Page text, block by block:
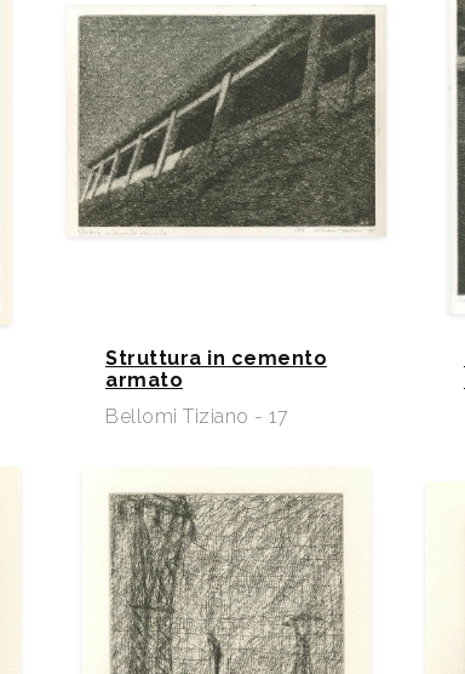
Struttura in cemento
armato
Bellomi Tiziano - 17